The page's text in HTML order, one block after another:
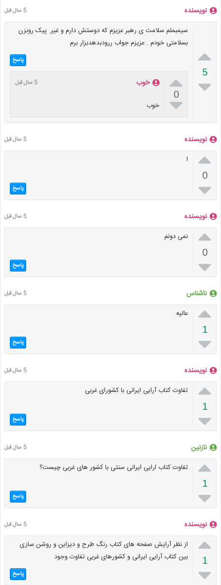
نویسنده 5 سال قبل

5

سیمبملم سلامت ی رهبر عزیزم که دوستش دارم و غیر. پیک روبزن
بسلامتی خودم . عزیزم جواب ررودبدهدبزار برم
پاسخ

0

خوب 5 سال قبل
خوب
نویسنده 5 سال قبل

0

ا
پاسخ
نویسنده 5 سال قبل

0

نمی دونم
پاسخ
ناشناس 5 سال قبل

1

عالیه
پاسخ
نویسنده 5 سال قبل

1

تفاوت کتاب آرایی ایرانی با کشورای غربی
پاسخ
نازنین 5 سال قبل

1

تفاوت کتاب ارایی ایرانی سنتی با کشور های غربی چیست؟
پاسخ
نویسنده 5 سال قبل

1

از نظر آرایش صفحه های کتاب رنگ طرح و دیزاین و روشن سازی
بین کتاب آرایی ایرانی و کشورهای غربی تفاوت وجود
پاسخ